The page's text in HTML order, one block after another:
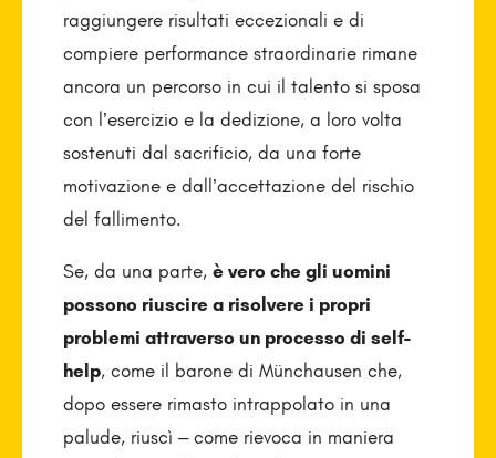
raggiungere risultati eccezionali e di
compiere performance straordinarie rimane
ancora un percorso in cui il talento si sposa
con l’esercizio e la dedizione, a loro volta
sostenuti dal sacrificio, da una forte
motivazione e dall’accettazione del rischio
del fallimento.
Se, da una parte, è vero che gli uomini
possono riu­scire a risolvere i propri
problemi attraverso un processo di self-
help, come il barone di Münchausen che,
dopo essere rimasto intrappolato in una
palude, riuscì – come rievoca in maniera